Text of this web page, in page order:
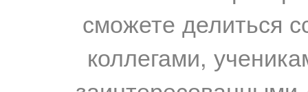
сможете делиться
коллегами,